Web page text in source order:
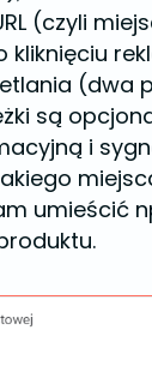
(czyli
kliknięciu
(dwa
są
i
umieścić